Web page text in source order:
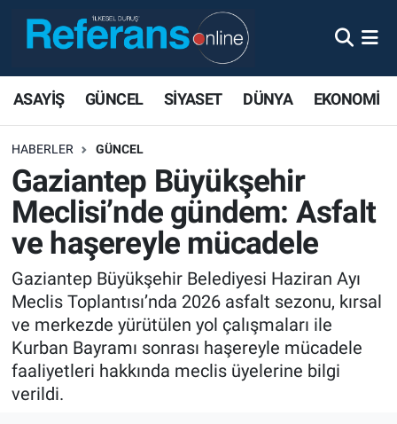
ASAYİŞ GÜNCEL SİYASET DÜNYA EKONOMİ
HABERLER GÜNCEL
Gaziantep Büyükşehir
Meclisi’nde gündem: Asfalt
ve haşereyle mücadele
Gaziantep Büyükşehir Belediyesi Haziran Ayı
Meclis Toplantısı’nda 2026 asfalt sezonu, kırsal
ve merkezde yürütülen yol çalışmaları ile
Kurban Bayramı sonrası haşereyle mücadele
faaliyetleri hakkında meclis üyelerine bilgi
verildi.